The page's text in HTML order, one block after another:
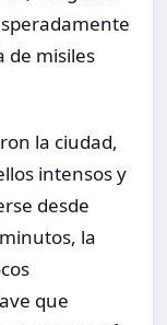
de misiles
la ciudad,
intensos y
desde
la
que